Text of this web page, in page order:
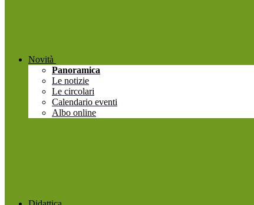
Novità
Panoramica
Le notizie
Le circolari
Calendario eventi
Albo online